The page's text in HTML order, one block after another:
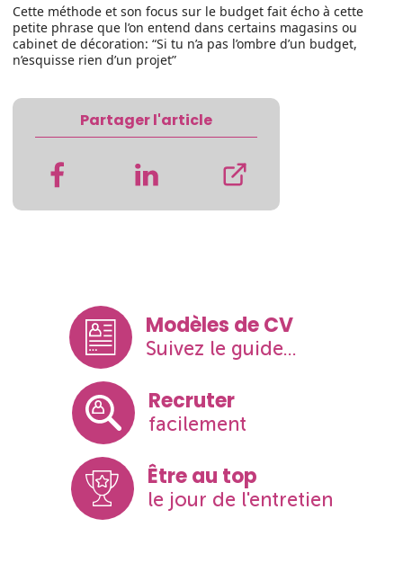
Cette méthode et son focus sur le budget fait écho à cette
petite phrase que l’on entend dans certains magasins ou
cabinet de décoration: “Si tu n’a pas l’ombre d’un budget,
n’esquisse rien d’un projet”
Partager l'article
Modèles de CV
Suivez le guide...
Recruter
facilement
Être au top
le jour de l'entretien